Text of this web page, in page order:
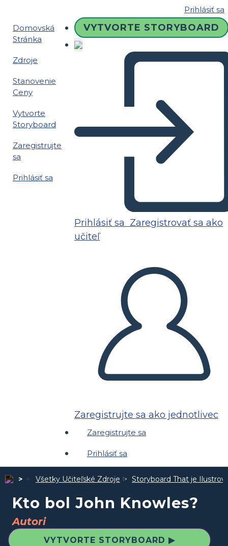
Prihlásiť sa
Domovská
Stránka
Zdroje
Stanovenie
Ceny
Vytvorte
Storyboard
Zaregistrujte
sa
Prihlásiť sa
VYTVORTE STORYBOARD
Prihlásiť sa Zaregistrovať sa ako
učiteľ
Zaregistrujte sa ako jednotlivec
Zaregistrujte sa
Prihlásiť sa
Všetky Učiteľské Zdroje Storyboard That je
Kto bol John Knowles?
Autori
VYTVORTE STORYBOARD ▶